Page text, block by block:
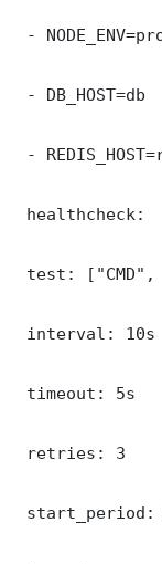
-
- DB_HOST=db
-
healthcheck:
test:
interval: 10s
timeout: 5s
retries: 3
start_period: